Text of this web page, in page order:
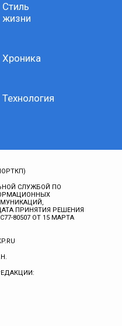
Стиль
жизни
Хроника
Технология
СЛУЖБОЙ ПО
ПРИНЯТИЯ РЕШЕНИЯ
80507 ОТ 15 МАРТА